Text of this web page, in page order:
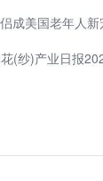
成美国老年人
(纱)产业日报